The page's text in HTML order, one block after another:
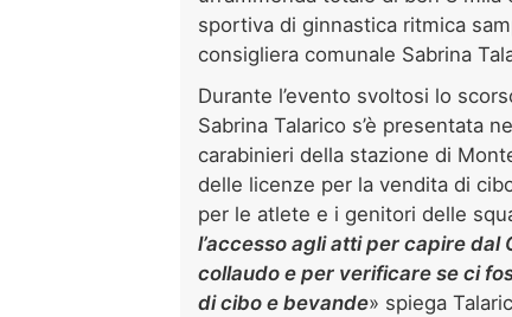
sportiva di ginnastica ritmica
consigliera comunale Sabrina
Durante l’evento svoltosi lo
Sabrina Talarico s’è presentata
carabinieri della stazione di
delle licenze per la vendita di
per le atlete e i genitori delle
l’accesso agli atti per capire dal
collaudo e per verificare se ci
di cibo e bevande» spiega